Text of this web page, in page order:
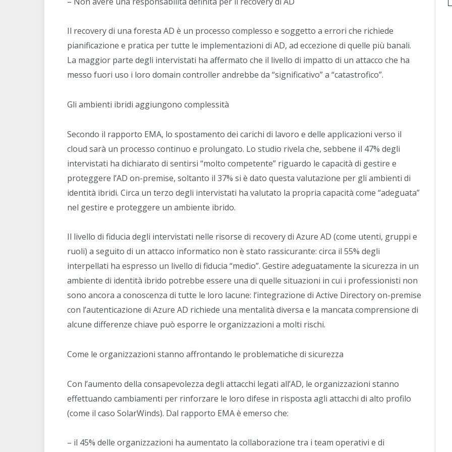
Il recovery di una foresta AD è un processo complesso e soggetto a errori che richiede
pianificazione e pratica per tutte le implementazioni di AD, ad eccezione di quelle più banali.
La maggior parte degli intervistati ha affermato che il livello di impatto di un attacco che ha
messo fuori uso i loro domain controller andrebbe da “significativo” a “catastrofico”.
Gli ambienti ibridi aggiungono complessità
Secondo il rapporto EMA, lo spostamento dei carichi di lavoro e delle applicazioni verso il
cloud sarà un processo continuo e prolungato. Lo studio rivela che, sebbene il 47% degli
intervistati ha dichiarato di sentirsi “molto competente” riguardo le capacità di gestire e
proteggere l’AD on-premise, soltanto il 37% si è dato questa valutazione per gli ambienti di
identità ibridi. Circa un terzo degli intervistati ha valutato la propria capacità come “adeguata”
nel gestire e proteggere un ambiente ibrido.
Il livello di fiducia degli intervistati nelle risorse di recovery di Azure AD (come utenti, gruppi e
ruoli) a seguito di un attacco informatico non è stato rassicurante: circa il 55% degli
interpellati ha espresso un livello di fiducia “medio”. Gestire adeguatamente la sicurezza in un
ambiente di identità ibrido potrebbe essere una di quelle situazioni in cui i professionisti non
sono ancora a conoscenza di tutte le loro lacune: l’integrazione di Active Directory on-premise
con l’autenticazione di Azure AD richiede una mentalità diversa e la mancata comprensione di
alcune differenze chiave può esporre le organizzazioni a molti rischi.
Come le organizzazioni stanno affrontando le problematiche di sicurezza
Con l’aumento della consapevolezza degli attacchi legati all’AD, le organizzazioni stanno
effettuando cambiamenti per rinforzare le loro difese in risposta agli attacchi di alto profilo
(come il caso SolarWinds). Dal rapporto EMA è emerso che:
– il 45% delle organizzazioni ha aumentato la collaborazione tra i team operativi e di